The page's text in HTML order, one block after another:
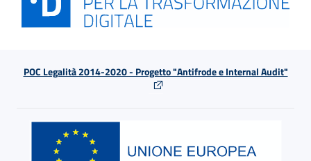
POC Legalità 2014-2020 - Progetto "Antifrode e Internal Audit"